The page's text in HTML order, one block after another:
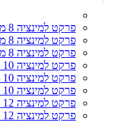
פרקט למינציה 8 מ"מ חרבות ברזל
פרקט למינציה 8 מ"מ מלטה איילנד
פרקט למינציה 8 מ"מ אימפרסיב פלוס
פרקט למינציה 10 מ"מ אימפרסיב פלוס
פרקט למינציה 10 מ"מ מג'סטיק קראון
פרקט למינציה 10 מ"מ שארק אושן 10
פרקט למינציה 12 מ"מ שארק אושן 12
פרקט למינציה 12 מ"מ סילבר ווילואו